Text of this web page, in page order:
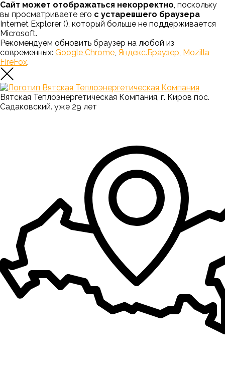
Сайт может отображаться некорректно, поскольку
вы просматриваете его с устаревшего браузера
Internet Explorer (), который больше не поддерживается
Microsoft.
Рекомендуем обновить браузер на любой из
современных: Google Chrome, Яндекс.Браузер, Mozilla
FireFox.
Вятская Теплоэнергетическая Компания, г. Киров пос.
Садаковский. уже 29 лет